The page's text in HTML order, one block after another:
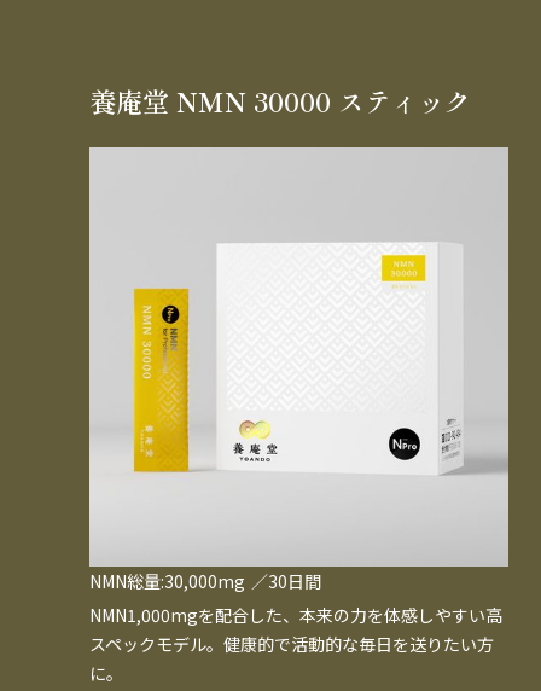
養庵堂 NMN 30000 スティック
NMN総量:30,000mg ／30日間
NMN1,000mgを配合した、本来の力を体感しやすい高
スペックモデル。健康的で活動的な毎日を送りたい方
に。